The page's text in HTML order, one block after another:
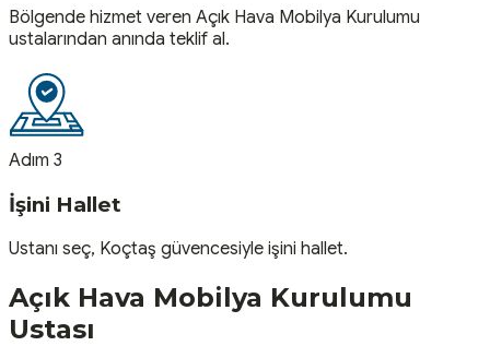
Bölgende hizmet veren Açık Hava Mobilya Kurulumu
ustalarından anında teklif al.
Adım 3
İşini Hallet
Ustanı seç, Koçtaş güvencesiyle işini hallet.
Açık Hava Mobilya Kurulumu
Ustası